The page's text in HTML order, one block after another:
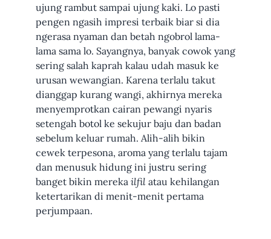
ujung rambut sampai ujung kaki. Lo pasti
pengen ngasih impresi terbaik biar si dia
ngerasa nyaman dan betah ngobrol lama-
lama sama lo. Sayangnya, banyak cowok yang
sering salah kaprah kalau udah masuk ke
urusan wewangian. Karena terlalu takut
dianggap kurang wangi, akhirnya mereka
menyemprotkan cairan pewangi nyaris
setengah botol ke sekujur baju dan badan
sebelum keluar rumah. Alih-alih bikin
cewek terpesona, aroma yang terlalu tajam
dan menusuk hidung ini justru sering
banget bikin mereka ilfilatau kehilangan
ketertarikan di menit-menit pertama
perjumpaan.